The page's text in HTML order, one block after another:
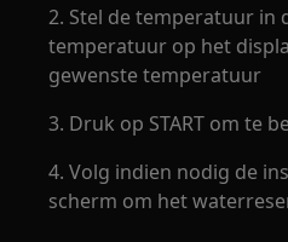
2. Stel de temperatuur in
temperatuur op het
gewenste temperatuur
3. Druk op START om te
4. Volg indien nodig de
scherm om het